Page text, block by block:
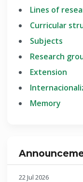
Lines of
Curricular
Subjects
Research
Extension
Memory
22 Jul 2026